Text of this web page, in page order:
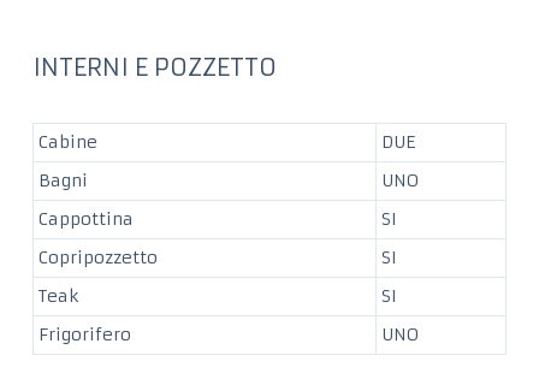
INTERNI E POZZETTO
Cabine
DUE
Bagni
UNO
Cappottina
SI
Copripozzetto
SI
Teak
SI
Frigorifero
UNO